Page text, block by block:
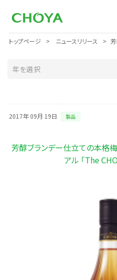
トップページ ニュースリリース
2017年 09月 19日 製品
芳醇ブランデー仕立ての本格
アル 「The